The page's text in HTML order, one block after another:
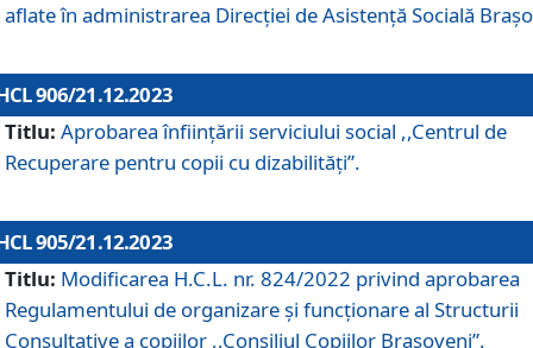
aflate în administrarea Direcției de Asistență Socială
906/21.12.2023
Titlu: Aprobarea înființării serviciului social ,,Centrul de
Recuperare pentru copii cu dizabilități”.
905/21.12.2023
Titlu: Modificarea H.C.L. nr. 824/2022 privind aprobarea
Regulamentului de organizare şi funcţionare al Structurii
Consultative a copiilor ,,Consiliul Copiilor Braşoveni”.